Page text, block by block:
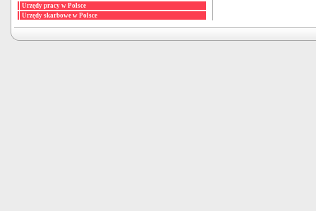
Urzędy pracy w Polsce
Urzędy skarbowe w Polsce